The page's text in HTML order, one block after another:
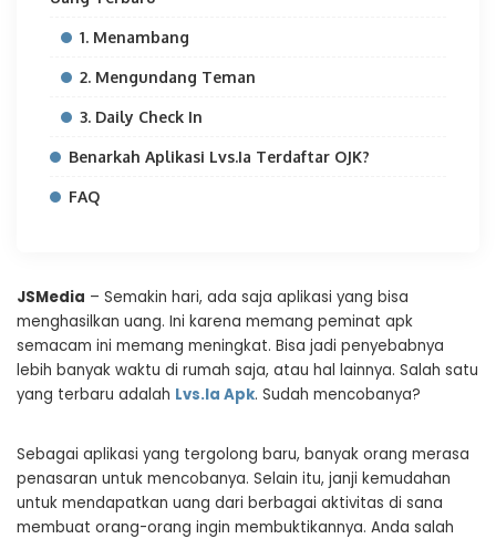
1. Menambang
2. Mengundang Teman
3. Daily Check In
Benarkah Aplikasi Lvs.Ia Terdaftar OJK?
FAQ
JSMedia – Semakin hari, ada saja aplikasi yang bisa
menghasilkan uang. Ini karena memang peminat apk
semacam ini memang meningkat. Bisa jadi penyebabnya
lebih banyak waktu di rumah saja, atau hal lainnya. Salah satu
yang terbaru adalah Lvs.Ia Apk. Sudah mencobanya?
Sebagai aplikasi yang tergolong baru, banyak orang merasa
penasaran untuk mencobanya. Selain itu, janji kemudahan
untuk mendapatkan uang dari berbagai aktivitas di sana
membuat orang-orang ingin membuktikannya. Anda salah